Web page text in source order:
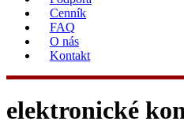
Cenník
FAQ
O nás
Kontakt
elektronické